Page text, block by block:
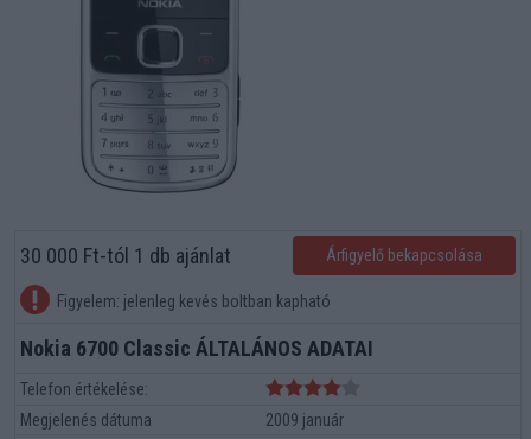
30 000 Ft-tól 1 db ajánlat Árfigyelő bekapcsolása
Figyelem: jelenleg kevés boltban kapható
Nokia 6700 Classic ÁLTALÁNOS ADATAI
Telefon értékelése:
Megjelenés dátuma
2009 január